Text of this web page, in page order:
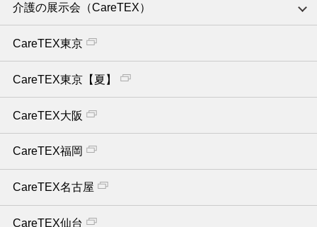
介護の展示会（CareTEX）
CareTEX東京
CareTEX東京【夏】
CareTEX大阪
CareTEX福岡
CareTEX名古屋
CareTEX仙台